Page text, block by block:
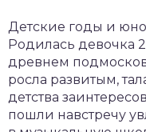
Детские годы и
Родилась девочка
древнем
росла развитым,
детства
пошли навстречу